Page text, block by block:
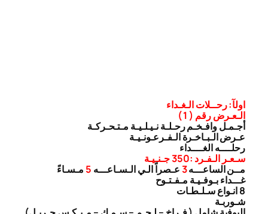
اولآ: رحــلات الـغـداء
الـعـرض رقم ( 1 )
أجـمـل وافـخـم رحـلـة نـيـلـيـة مـتـحـركـة
عـرض الـبـاخـرة الـفـرعـونـيـة
رحلــــه الغــــداء
سـعـر الـفـرد :350 جـنـيـة
مــن الساعـــه3عـصراً الـي الـسـاعـــه 5 مـسـاءً
غـــداء بـوفـيـة مـفـتـوح
8 انـواع سـلـطـات
شـوربـة